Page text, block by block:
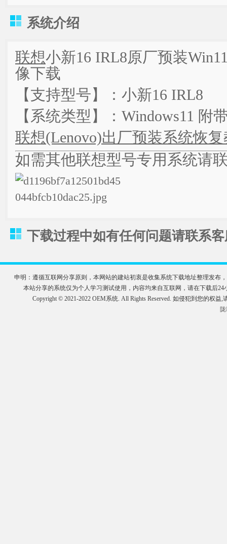
系统介绍
联想小新16 IRL8原厂预装
像下载
【支持型号】：小新16 IRL8
【系统类型】：Windows11 附
联想(Lenovo)出厂预装系统恢
如需其他联想型号专用系统请
下载过程中如有任何问题请联系客
申明：遵循互联网分享原则，本网站的建站初衷是收集系统下载地址整理发布
本站分享的系统仅为个人学习测试使用，内容均来自互联网，请在下载后
Copyright © 2021-2022 OEM系统. All Rights Reserved. 如侵犯到您的权